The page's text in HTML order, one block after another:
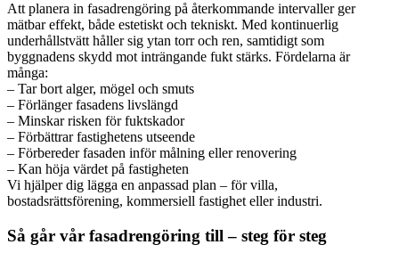
Att planera in fasadrengöring på återkommande intervaller ger
mätbar effekt, både estetiskt och tekniskt. Med kontinuerlig
underhållstvätt håller sig ytan torr och ren, samtidigt som
byggnadens skydd mot inträngande fukt stärks. Fördelarna är
många:
– Tar bort alger, mögel och smuts
– Förlänger fasadens livslängd
– Minskar risken för fuktskador
– Förbättrar fastighetens utseende
– Förbereder fasaden inför målning eller renovering
– Kan höja värdet på fastigheten
Vi hjälper dig lägga en anpassad plan – för villa,
bostadsrättsförening, kommersiell fastighet eller industri.
Så går vår fasadrengöring till – steg för steg